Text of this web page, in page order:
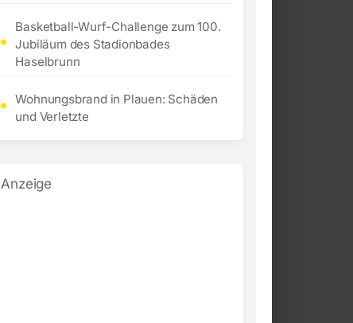
Basketball-Wurf-Challenge zum 100.
Jubiläum des Stadionbades
Haselbrunn
Wohnungsbrand in Plauen: Schäden
und Verletzte
Anzeige